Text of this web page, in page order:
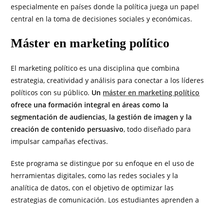
especialmente en países donde la política juega un papel
central en la toma de decisiones sociales y económicas.
Máster en marketing político
El marketing político es una disciplina que combina
estrategia, creatividad y análisis para conectar a los líderes
políticos con su público. Un máster en marketing político
ofrece una formación integral en áreas como la
segmentación de audiencias, la gestión de imagen y la
creación de contenido persuasivo, todo diseñado para
impulsar campañas efectivas.
Este programa se distingue por su enfoque en el uso de
herramientas digitales, como las redes sociales y la
analítica de datos, con el objetivo de optimizar las
estrategias de comunicación. Los estudiantes aprenden a